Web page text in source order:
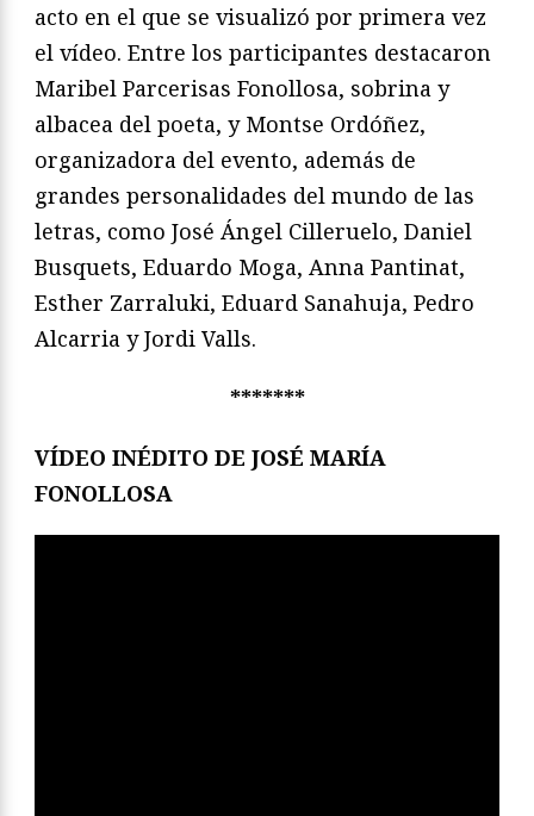
acto en el que se visualizó por primera vez
el vídeo. Entre los participantes destacaron
Maribel Parcerisas Fonollosa, sobrina y
albacea del poeta, y Montse Ordóñez,
organizadora del evento, además de
grandes personalidades del mundo de las
letras, como José Ángel Cilleruelo, Daniel
Busquets, Eduardo Moga, Anna Pantinat,
Esther Zarraluki, Eduard Sanahuja, Pedro
Alcarria y Jordi Valls.
*******
VÍDEO INÉDITO DE JOSÉ MARÍA
FONOLLOSA